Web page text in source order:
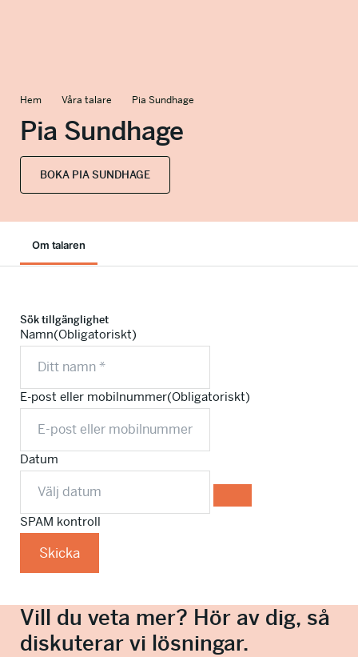
Hem Våra talare Pia Sundhage
Pia Sundhage
BOKA PIA SUNDHAGE
Om talaren
Sök tillgänglighet
Namn(Obligatoriskt)
E-post eller mobilnummer(Obligatoriskt)
Datum
SPAM kontroll
Skicka
Vill du veta mer? Hör av dig, så
diskuterar vi lösningar.